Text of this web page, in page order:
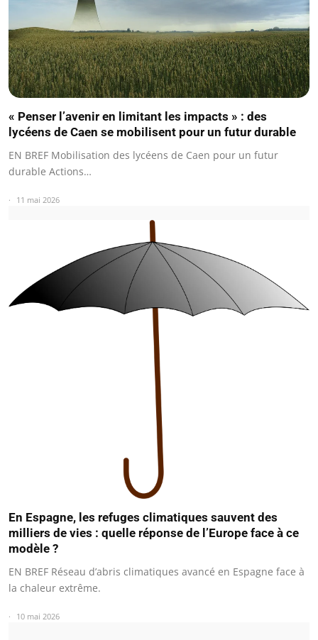
« Penser l’avenir en limitant les impacts » : des
lycéens de Caen se mobilisent pour un futur durable
EN BREF Mobilisation des lycéens de Caen pour un futur
durable Actions…
11 mai 2026
En Espagne, les refuges climatiques sauvent des
milliers de vies : quelle réponse de l’Europe face à ce
modèle ?
EN BREF Réseau d’abris climatiques avancé en Espagne face à
la chaleur extrême.
10 mai 2026